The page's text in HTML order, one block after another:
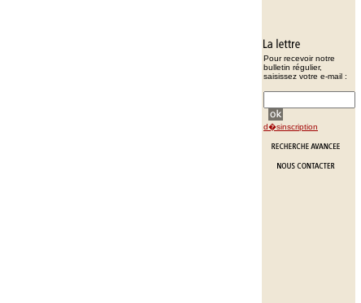
Pour recevoir notre
bulletin régulier,
saisissez votre e-mail :
d�sinscription